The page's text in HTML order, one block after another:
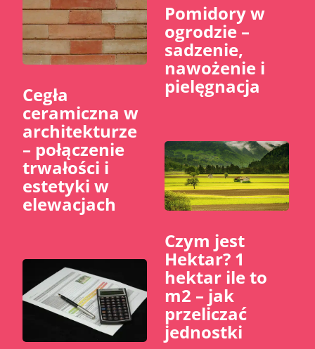
Cegła
ceramiczna w
architekturze
– połączenie
trwałości i
estetyki w
elewacjach
Pomidory w
ogrodzie –
sadzenie,
nawożenie i
pielęgnacja
Czym jest
Hektar? 1
hektar ile to
m2 – jak
przeliczać
jednostki